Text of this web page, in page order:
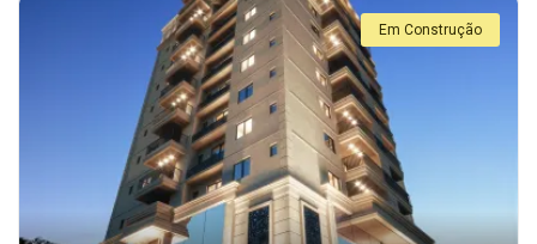
Em Construção